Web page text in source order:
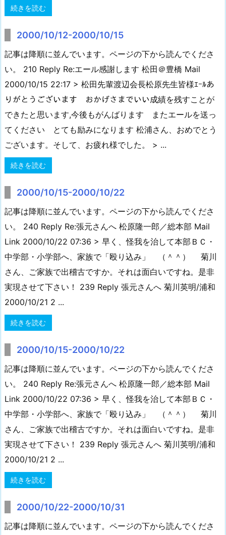
続きを読む
2000/10/12-2000/10/15
記事は降順に並んでいます。ページの下から読んでくださ
い。 210 Reply Re:エール感謝します 松田＠豊橋 Mail
2000/10/15 22:17 > 松田先輩渡辺会長松原先生皆様ｴｰﾙあ
りがとうございます おかげさまでいい成績を残すことが
できたと思います,今後もがんばります またエールを送っ
てください とても励みになります 松浦さん、おめでとう
ございます。そして、お疲れ様でした。 > ...
続きを読む
2000/10/15-2000/10/22
記事は降順に並んでいます。ページの下から読んでくださ
い。 240 Reply Re:張元さんへ 松原隆一郎／総本部 Mail
Link 2000/10/22 07:36 > 早く、怪我を治して本部ＢＣ・
中学部・小学部へ、家族で「殴り込み」 （＾＾） 菊川
さん、ご家族で出稽古ですか。それは面白いですね。是非
実現させて下さい！ 239 Reply 張元さんへ 菊川英明/浦和
2000/10/21 2 ...
続きを読む
2000/10/15-2000/10/22
記事は降順に並んでいます。ページの下から読んでくださ
い。 240 Reply Re:張元さんへ 松原隆一郎／総本部 Mail
Link 2000/10/22 07:36 > 早く、怪我を治して本部ＢＣ・
中学部・小学部へ、家族で「殴り込み」 （＾＾） 菊川
さん、ご家族で出稽古ですか。それは面白いですね。是非
実現させて下さい！ 239 Reply 張元さんへ 菊川英明/浦和
2000/10/21 2 ...
続きを読む
2000/10/22-2000/10/31
記事は降順に並んでいます。ページの下から読んでくださ